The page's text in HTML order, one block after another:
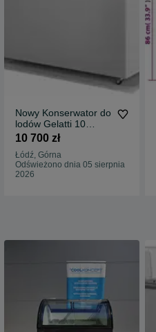
Nowy Konserwator do
lodów Gelatti 10
dystrybutor MK COLD
10 700 zł
Łódź, Górna
Odświeżono dnia 05 sierpnia
2026